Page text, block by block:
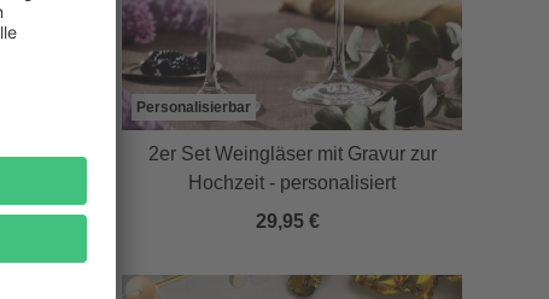
in
Personalisierbar
2er Set Weingläser mit Gravur zur
Hochzeit - personalisiert
29,95 €